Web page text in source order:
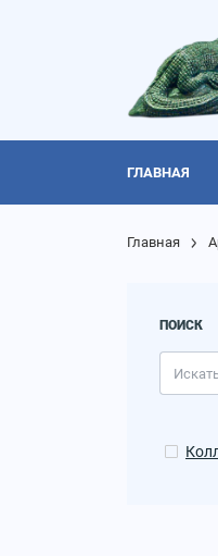
ГЛАВНАЯ
Главная
ПОИСК